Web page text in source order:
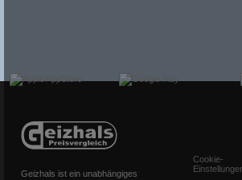
Geizhals ist ein unabhängiges
Cookie-